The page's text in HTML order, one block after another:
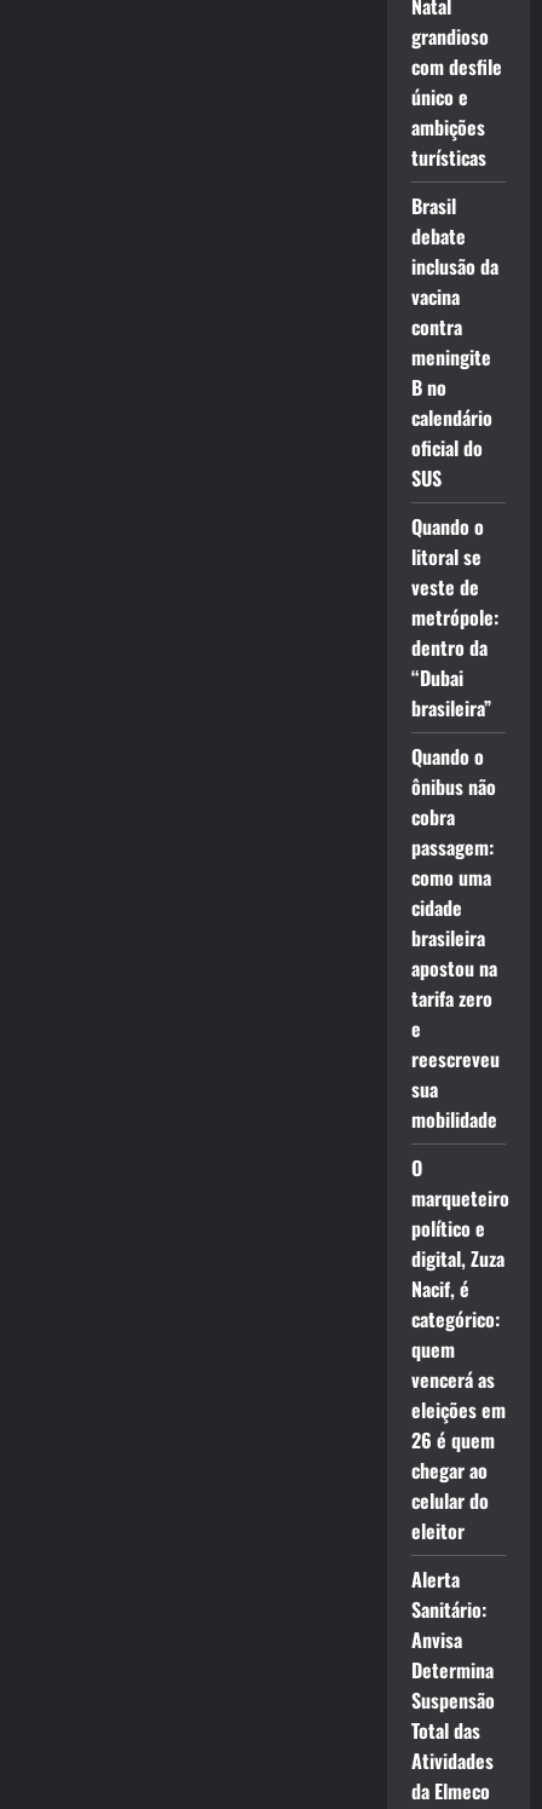
Natal
grandioso
com desfile
único e
ambições
turísticas
Brasil
debate
inclusão da
vacina
contra
meningite
B no
calendário
oficial do
SUS
Quando o
litoral se
veste de
metrópole:
dentro da
“Dubai
brasileira”
Quando o
ônibus não
cobra
passagem:
como uma
cidade
brasileira
apostou na
tarifa zero
e
reescreveu
sua
mobilidade
O
marqueteiro
político e
digital, Zuza
Nacif, é
categórico:
quem
vencerá as
eleições em
26 é quem
chegar ao
celular do
eleitor
Alerta
Sanitário:
Anvisa
Determina
Suspensão
Total das
Atividades
da Elmeco